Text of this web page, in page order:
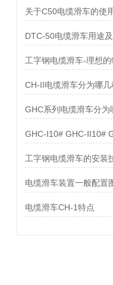
关于C50电缆滑车的使
DTC-50电缆滑车用途
工字钢电缆滑车-理想
CH-II电缆滑车分为哪几
GHC系列电缆滑车分为
工字钢电缆滑车的安装
电缆滑车装置一般配置
电缆滑车CH-1特点